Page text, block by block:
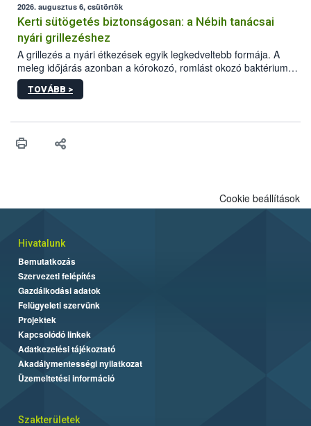
érésű szőlőkben is legyen lehetőség a károsító elleni további
védekezésre. Az Oroganic készítmény kis kiszerelésben kiskerti
felhasználók számára is elérhető és ökológiai termesztésben is
engedélyezett.
2026. augusztus 6, csütörtök
Kerti sütögetés biztonságosan: a Nébih tanácsai
nyári grillezéshez
A grillezés a nyári étkezések egyik legkedveltebb formája. A
meleg időjárás azonban a kórokozó, romlást okozó baktériumok
gyorsabb szaporodásának is kedvez. A szabadtéri sütögetés
ezért nem csupán a megfelelő sütési technikáról szól: legalább
higiéniai szabályok betartása, a megfelelő hőkezelés, valamint a
biztonsági Hivatal (Nébih) Oktatási Programja összegyűjtötte a
TOVÁBB >
Cookie beállítások
Hivatalunk
Bemutatkozás
Szervezeti felépítés
Gazdálkodási adatok
Felügyeleti szervünk
Projektek
Kapcsolódó linkek
Adatkezelési tájékoztató
Akadálymentességi nyilatkozat
Üzemeltetési információ
Szakterületek